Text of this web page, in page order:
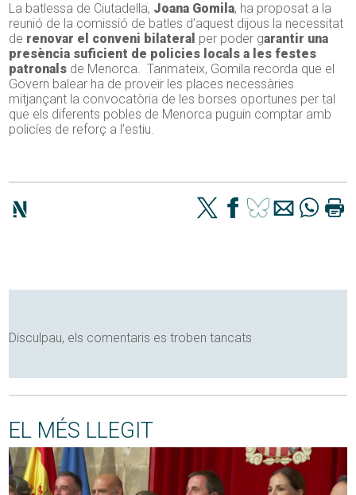
La batlessa de Ciutadella, Joana Gomila, ha proposat a la
reunió de la comissió de batles d’aquest dijous la necessitat
de renovar el conveni bilateral per poder garantir una
presència suficient de policies locals a les festes
patronals de Menorca. Tanmateix, Gomila recorda que el
Govern balear ha de proveïr les places necessàries
mitjançant la convocatòria de les borses oportunes per tal
que els diferents pobles de Menorca puguin comptar amb
policíes de reforç a l’estiu.
Disculpau, els comentaris es troben tancats
EL MÉS LLEGIT